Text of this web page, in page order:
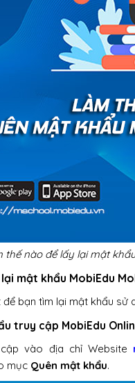
thế nào để lấy lại mật
mật khẩu MobiEdu
bạn tìm lại mật khẩu
truy cập MobiEdu
vào địa chỉ Website
mục Quên mật khẩu.